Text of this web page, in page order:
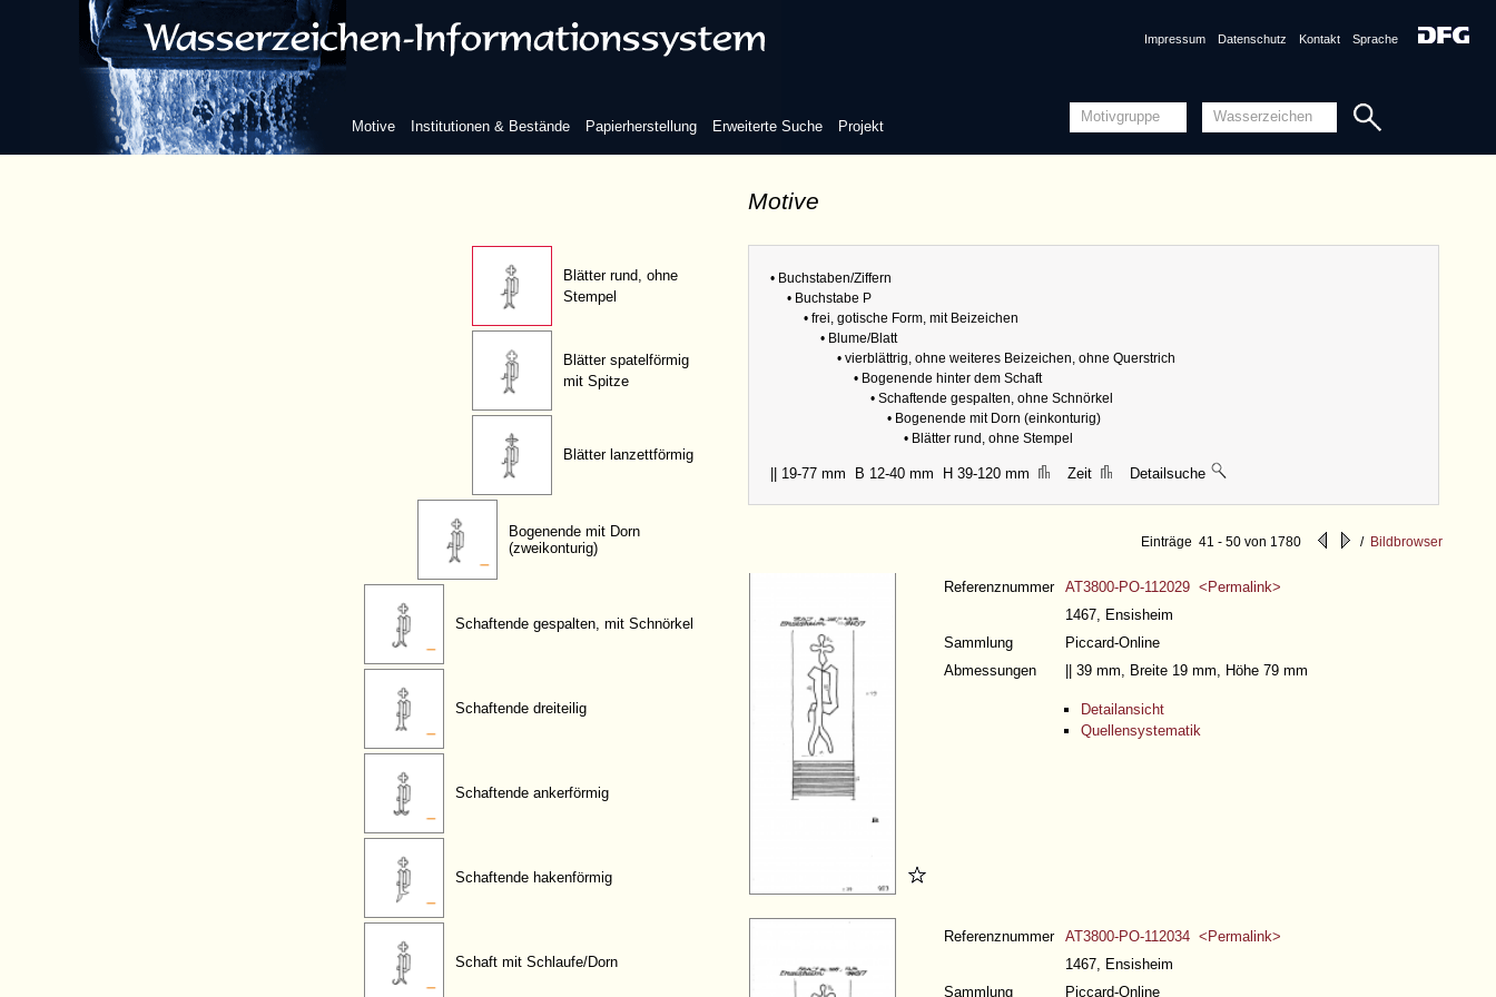
Motive Institutionen & Bestände Papierherstellung Erweiterte Suche Projekt
Impressum Datenschutz Kontakt Sprache
Motive
Schaftende gespalten, ohne Schnörkel
Bogenende ohne Dorn
Blätter rund, ohne
Stempel
Blätter spatelförmig
mit Spitze
Blätter lanzettförmig
Bogenende mit Dorn
(zweikonturig)
Schaftende gespalten, mit Schnörkel
Schaftende dreiteilig
Schaftende ankerförmig
Schaftende hakenförmig
Schaft mit Schlaufe/Dorn
• Buchstaben/Ziffern
• Buchstabe P
• frei, gotische Form, mit Beizeichen
• Blume/Blatt
• vierblättrig, ohne weiteres Beizeichen, ohne Querstrich
• Bogenende hinter dem Schaft
• Schaftende gespalten, ohne Schnörkel
• Bogenende mit Dorn (einkonturig)
• Blätter rund, ohne Stempel
|| 19-77 mm B 12-40 mm H 39-120 mm Zeit Detailsuche
Einträge 41 - 50 von 1780 / Bildbrowser
Abmessungen
Detailansicht
Referenznummer
AT3800-PO-112029 <Permalink>
1467, Ensisheim
Sammlung
Piccard-Online
Abmessungen
|| 39 mm, Breite 19 mm, Höhe 79 mm
Detailansicht
Quellensystematik
Referenznummer
AT3800-PO-112034 <Permalink>
1467, Ensisheim
Sammlung
Piccard-Online